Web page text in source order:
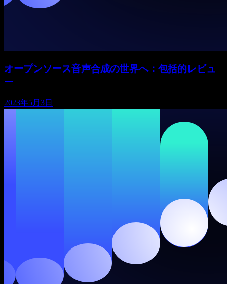
オープンソース音声合成の世界へ：包括的レビュ
ー
2023年5月3日